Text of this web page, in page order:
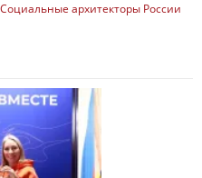
архитекторы России